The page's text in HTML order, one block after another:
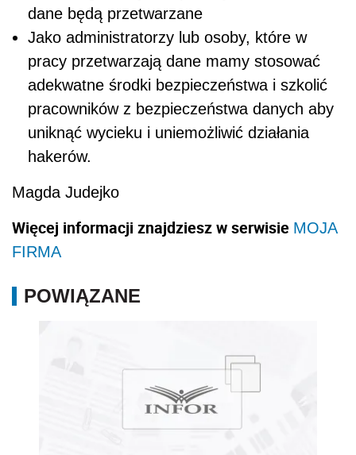
dane będą przetwarzane
Jako administratorzy lub osoby, które w
pracy przetwarzają dane mamy stosować
adekwatne środki bezpieczeństwa i szkolić
pracowników z bezpieczeństwa danych aby
uniknąć wycieku i uniemożliwić działania
hakerów.
Magda Judejko
Więcej informacji znajdziesz w serwisie MOJA
FIRMA
POWIĄZANE